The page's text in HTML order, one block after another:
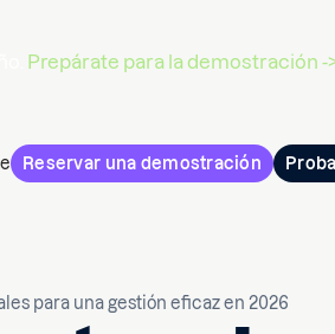
Prepárate para la demostración -
Reservar una demostración
para una gestión eficaz en 2026